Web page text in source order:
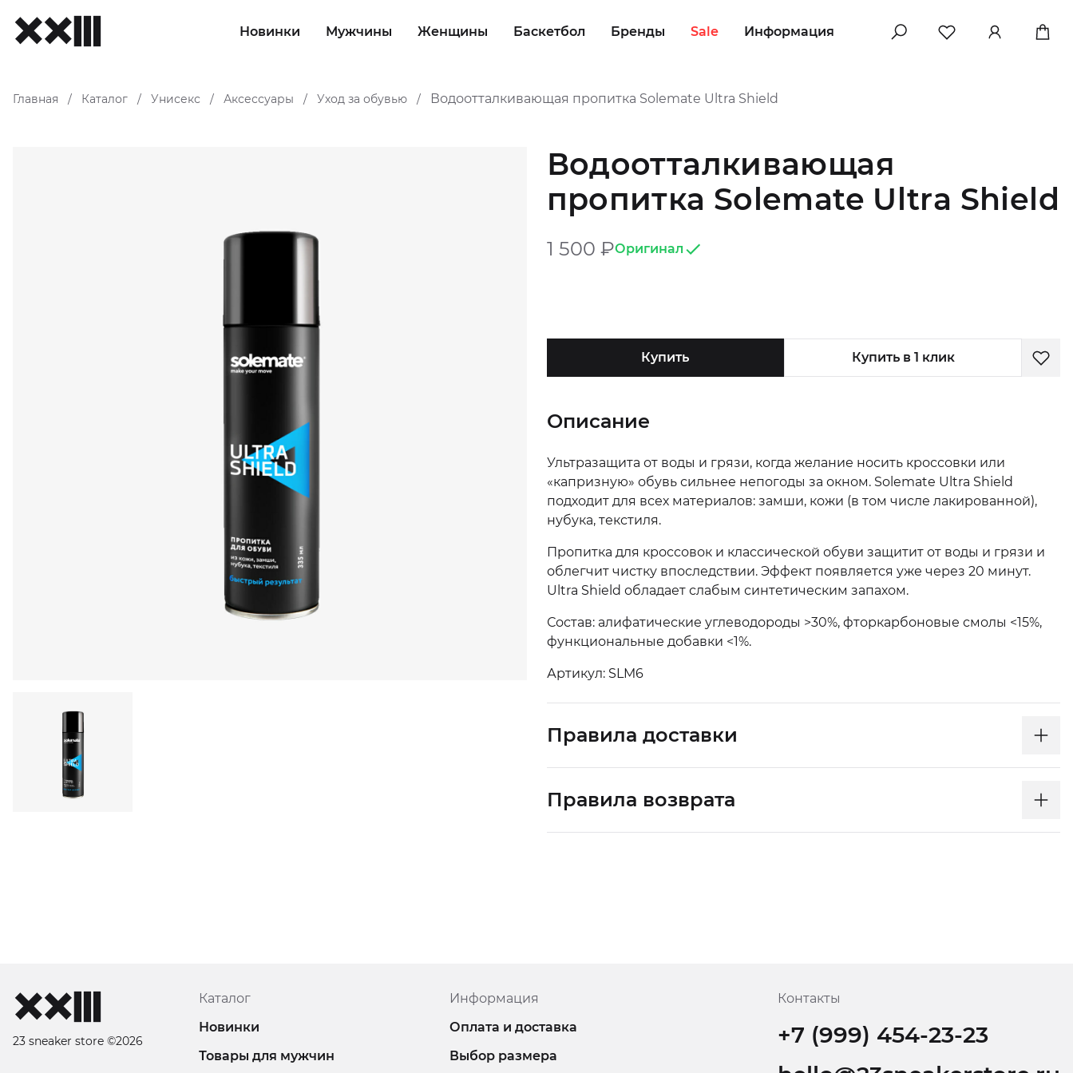
Новинки Мужчины Женщины Баскетбол Бренды Sale Информация
Главная / Каталог / Унисекс / Аксессуары / Уход за обувью / Водоотталкивающая пропитка Solemate Ultra Shield
Водоотталкивающая
пропитка Solemate Ultra Shield
1 500 ₽Оригинал
Купить Купить в 1 клик
Описание
Ультразащита от воды и грязи, когда желание носить кроссовки или
«капризную» обувь сильнее непогоды за окном. Solemate Ultra Shield
подходит для всех материалов: замши, кожи (в том числе лакированной),
нубука, текстиля.
Пропитка для кроссовок и классической обуви защитит от воды и грязи и
облегчит чистку впоследствии. Эффект появляется уже через 20 минут.
Ultra Shield обладает слабым синтетическим запахом.
Состав: алифатические углеводороды >30%, фторкарбоновые смолы <15%,
функциональные добавки <1%.
Артикул: SLM6
Правила доставки
Правила возврата
23 sneaker store ©2026
Каталог
Новинки
Товары для мужчин
Информация
Оплата и доставка
Выбор размера
Контакты
+7 (999) 454-23-23